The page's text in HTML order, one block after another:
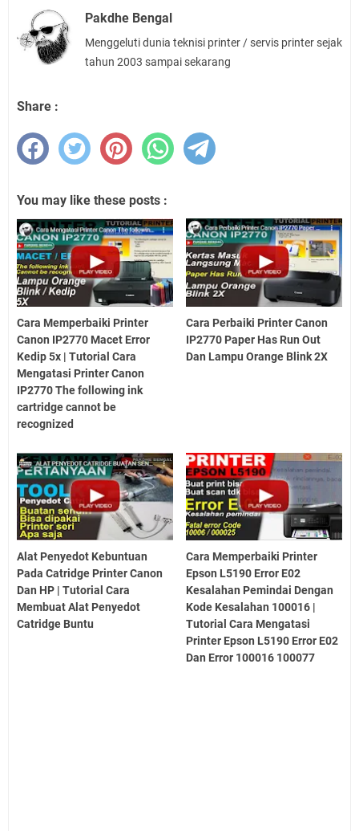
Pakdhe Bengal
Menggeluti dunia teknisi printer / servis printer sejak
tahun 2003 sampai sekarang
Share :
You may like these posts :
Cara Memperbaiki Printer
Canon IP2770 Macet Error
Kedip 5x | Tutorial Cara
Mengatasi Printer Canon
IP2770 The following ink
cartridge cannot be
recognized
Cara Perbaiki Printer Canon
IP2770 Paper Has Run Out
Dan Lampu Orange Blink 2X
Alat Penyedot Kebuntuan
Pada Catridge Printer Canon
Dan HP | Tutorial Cara
Membuat Alat Penyedot
Catridge Buntu
Cara Memperbaiki Printer
Epson L5190 Error E02
Kesalahan Pemindai Dengan
Kode Kesalahan 100016 |
Tutorial Cara Mengatasi
Printer Epson L5190 Error E02
Dan Error 100016 100077